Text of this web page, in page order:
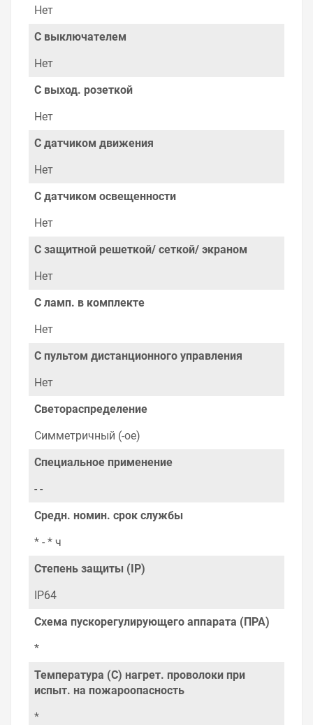
Нет
С выключателем
Нет
С выход. розеткой
Нет
С датчиком движения
Нет
С датчиком освещенности
Нет
С защитной решеткой/ сеткой/ экраном
Нет
С ламп. в комплекте
Нет
С пультом дистанционного управления
Нет
Светораспределение
Симметричный (-ое)
Специальное применение
- -
Средн. номин. срок службы
* - * ч
Степень защиты (IP)
IP64
Схема пускорегулирующего аппарата (ПРА)
*
Температура (С) нагрет. проволоки при
испыт. на пожароопасность
*